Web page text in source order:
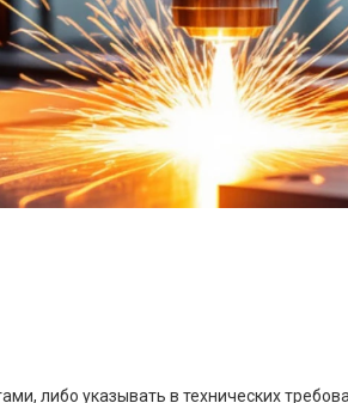
либо указывать в технических